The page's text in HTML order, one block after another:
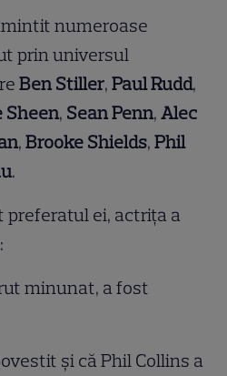
numeroase
prin universul
Ben Stiller,Paul Rudd,
Sheen, Sean Penn,Alec
,Brooke Shields,Phil
.
preferatul ei, actrița a
minunat, a fost
și că Phil Collins a